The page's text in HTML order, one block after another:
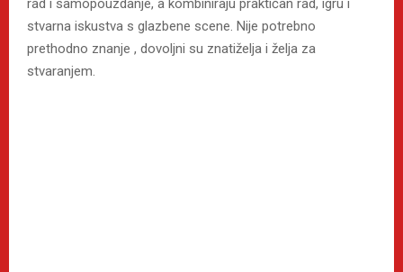
rad i samopouzdanje, a kombiniraju praktičan rad, igru i
stvarna iskustva s glazbene scene. Nije potrebno
prethodno znanje , dovoljni su znatiželja i želja za
stvaranjem.